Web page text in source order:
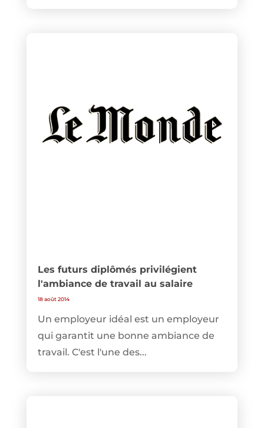
Les futurs diplômés privilégient
l'ambiance de travail au salaire
18 août 2014
Un employeur idéal est un employeur
qui garantit une bonne ambiance de
travail. C'est l'une des...